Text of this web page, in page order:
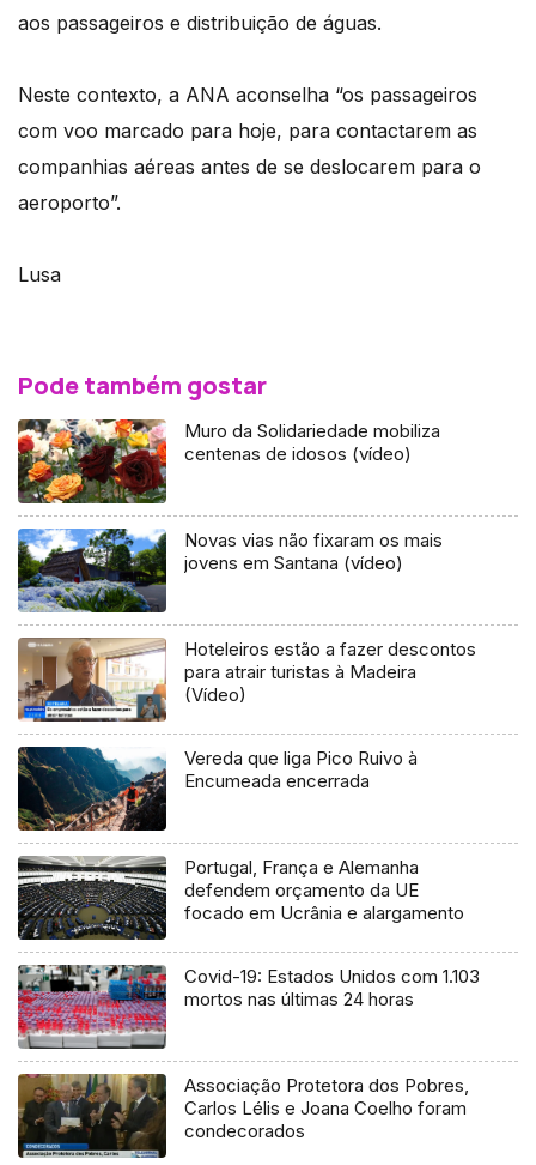
aos passageiros e distribuição de águas.
Neste contexto, a ANA aconselha “os passageiros
com voo marcado para hoje, para contactarem as
companhias aéreas antes de se deslocarem para o
aeroporto”.
Lusa
Pode também gostar
Muro da Solidariedade mobiliza
centenas de idosos (vídeo)
Novas vias não fixaram os mais
jovens em Santana (vídeo)
Hoteleiros estão a fazer descontos
para atrair turistas à Madeira
(Vídeo)
Vereda que liga Pico Ruivo à
Encumeada encerrada
Portugal, França e Alemanha
defendem orçamento da UE
focado em Ucrânia e alargamento
Covid-19: Estados Unidos com 1.103
mortos nas últimas 24 horas
Associação Protetora dos Pobres,
Carlos Lélis e Joana Coelho foram
condecorados